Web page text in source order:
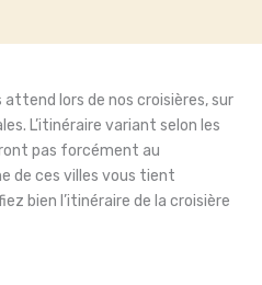
attend lors de nos croisières, sur
L’itinéraire variant selon les
pas forcément au
de ces villes vous tient
bien l’itinéraire de la croisière